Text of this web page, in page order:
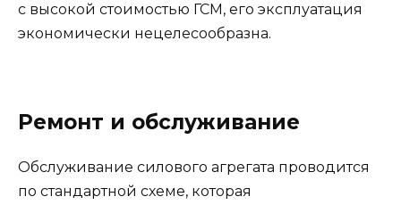
с высокой стоимостью ГСМ, его эксплуатация
экономически нецелесообразна.
Ремонт и обслуживание
Обслуживание силового агрегата проводится
по стандартной схеме, которая